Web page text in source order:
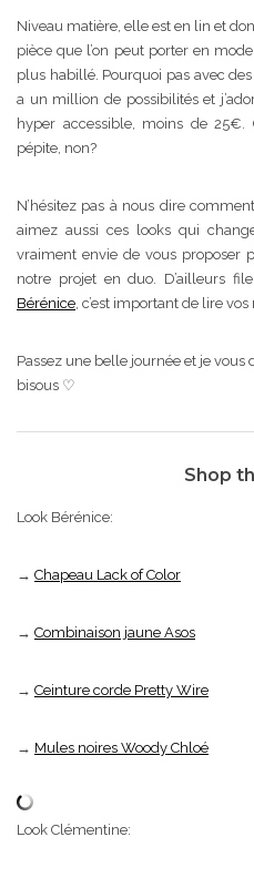
Niveau matière, elle est en lin et
pièce que l’on peut porter en
plus habillé. Pourquoi pas avec
a un million de possibilités et
hyper accessible, moins de 25€.
pépite, non?
N’hésitez pas à nous dire
aimez aussi ces looks qui
vraiment envie de vous proposer
notre projet en duo. D’ailleurs
Bérénice, c’est important de lire vos
Passez une belle journée et je vous
bisous ♡
Shop
Look Bérénice:
→ Chapeau Lack of Color
→ Combinaison jaune Asos
→ Ceinture corde Pretty Wire
→ Mules noires Woody Chloé
Look Clémentine: